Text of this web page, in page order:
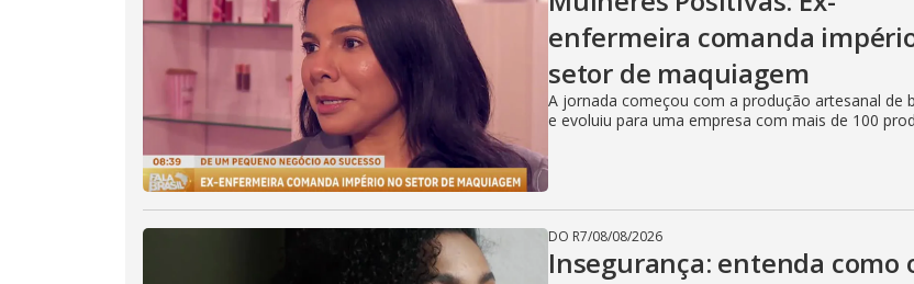
enfermeira comanda
setor de maquiagem
A jornada começou com a produção artesanal de
e evoluiu para uma empresa com mais de 100
DO R7/08/08/2026
Insegurança: entenda como